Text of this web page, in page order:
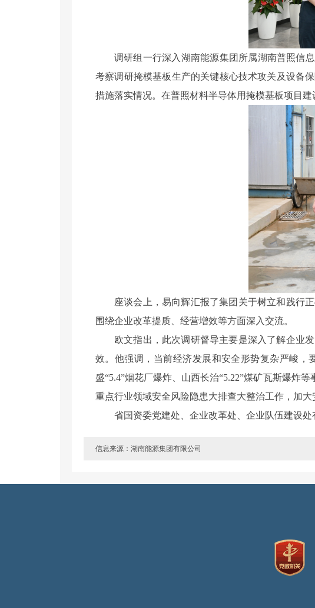
调研组一行深入湖南能源集团所属湖南普照信
考察调研掩模基板生产的关键核心技术攻关及设备
措施落实情况。在普照材料半导体用掩模基板项目
座谈会上，易向辉汇报了集团关于树立和践行
围绕企业改革提质、经营增效等方面深入交流。
欧文指出，此次调研督导主要是深入了解企业
效。他强调，当前经济发展和安全形势复杂严峻
盛“5.4”烟花厂爆炸、山西长治“5.22”煤矿瓦斯爆炸
重点行业领域安全风险隐患大排查大整治工作，加
省国资委党建处、企业改革处、企业队伍建设
信息来源：湖南能源集团有限公司